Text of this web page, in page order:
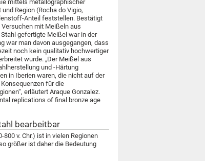
mittels metallographischer
Region (Rocha do Vigio,
Anteil feststellen. Bestätigt
mit Meißeln aus
gefertigte Meißel war in der
war man davon ausgegangen, dass
noch kein qualitativ hochwertiger
wurde. „Der Meißel aus
und -Härtung
in Iberien waren, die nicht auf der
für die
erläutert Araque Gonzalez.
replications of final bronze age
bearbeitbar
v. Chr.) ist in vielen Regionen
größer ist daher die Bedeutung